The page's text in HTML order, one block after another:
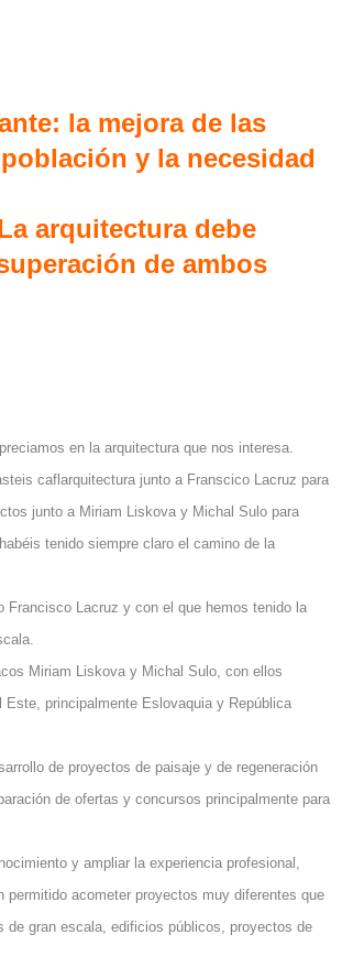
la mejora de las
y la necesidad
arquitectura debe
de ambos
en la arquitectura que nos interesa.
caflarquitectura junto a Franscico Lacruz para
junto a Miriam Liskova y Michal Sulo para
tenido siempre claro el camino de la
Francisco Lacruz y con el que hemos tenido la
Miriam Liskova y Michal Sulo, con ellos
principalmente Eslovaquia y República
de proyectos de paisaje y de regeneración
de ofertas y concursos principalmente para
y ampliar la experiencia profesional,
acometer proyectos muy diferentes que
de gran escala, edificios públicos, proyectos de